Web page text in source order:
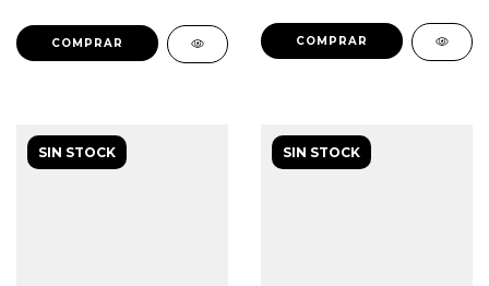
COMPRAR COMPRAR
SIN STOCK SIN STOCK